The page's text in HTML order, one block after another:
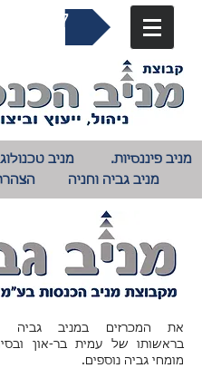
9823027​
מניב פיננסיות.מניב
מניב גביה וחניה
את המכרזים במניב גביה
בראשותו של עמית בר-און
מומחי גביה נוספים.